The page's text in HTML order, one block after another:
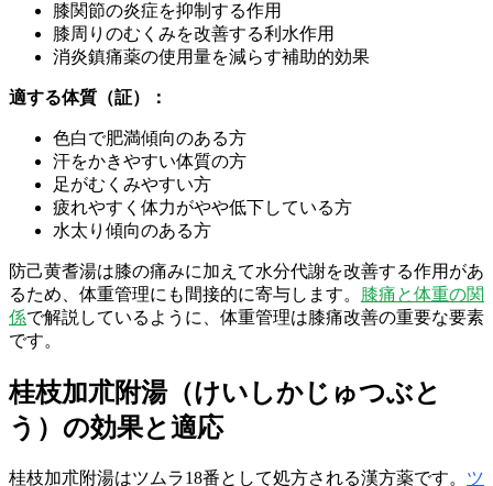
膝関節の炎症を抑制する作用
膝周りのむくみを改善する利水作用
消炎鎮痛薬の使用量を減らす補助的効果
適する体質（証）：
色白で肥満傾向のある方
汗をかきやすい体質の方
足がむくみやすい方
疲れやすく体力がやや低下している方
水太り傾向のある方
防己黄耆湯は膝の痛みに加えて水分代謝を改善する作用があ
るため、体重管理にも間接的に寄与します。 膝痛と体重の関
係で解説しているように、体重管理は膝痛改善の重要な要素
です。
桂枝加朮附湯（けいしかじゅつぶと
う）の効果と適応
桂枝加朮附湯はツムラ18番として処方される漢方薬です。 ツ